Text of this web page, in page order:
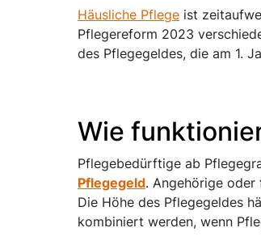
Häusliche Pflege ist
Pflegereform 2023
des Pflegegeldes, die am 1.
Wie
Pflegebedürftige ab
Pflegegeld. Angehörige
Die Höhe des Pflegegeldes
kombiniert werden, wenn